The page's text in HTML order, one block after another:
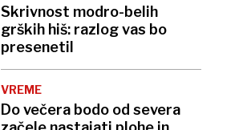
Skrivnost modro-belih
grških hiš: razlog vas bo
presenetil
VREME
Do večera bodo od severa